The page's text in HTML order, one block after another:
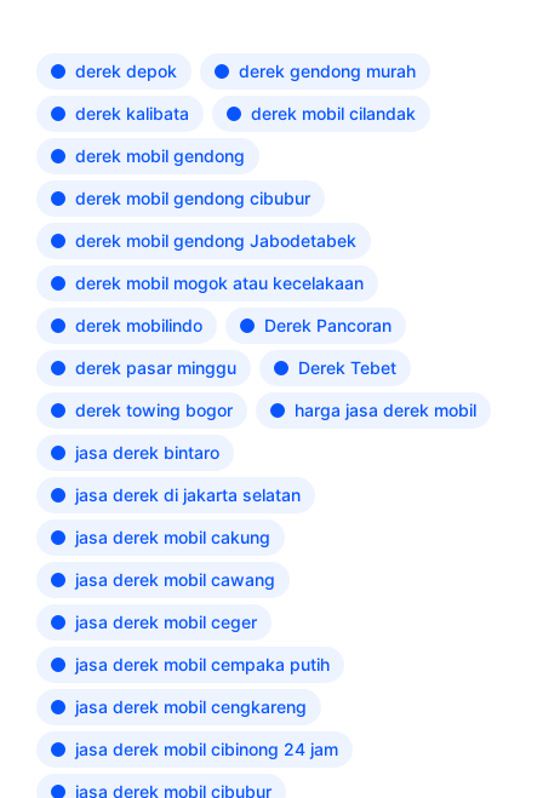
derek depok derek gendong murah
derek kalibata derek mobil cilandak
derek mobil gendong
derek mobil gendong cibubur
derek mobil gendong Jabodetabek
derek mobil mogok atau kecelakaan
derek mobilindo Derek Pancoran
derek pasar minggu Derek Tebet
derek towing bogor harga jasa derek mobil
jasa derek bintaro
jasa derek di jakarta selatan
jasa derek mobil cakung
jasa derek mobil cawang
jasa derek mobil ceger
jasa derek mobil cempaka putih
jasa derek mobil cengkareng
jasa derek mobil cibinong 24 jam
jasa derek mobil cibubur